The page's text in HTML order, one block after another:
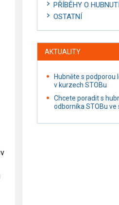
PŘÍBĚHY O HUBNUTÍ
OSTATNÍ
AKTUALITY
Hubněte s podporou
v kurzech STOBu
Chcete poradit s
odborníka STOBu ve